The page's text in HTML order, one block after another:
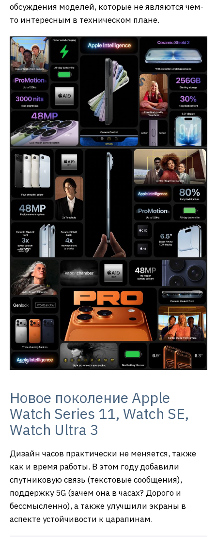
обсуждения моделей, которые не являются чем-
то интересным в техническом плане.
Новое поколение Apple
Watch Series 11, Watch SE,
Watch Ultra 3
Дизайн часов практически не меняется, также
как и время работы. В этом году добавили
спутниковую связь (текстовые сообщения),
поддержку 5G (зачем она в часах? Дорого и
бессмысленно), а также улучшили экраны в
аспекте устойчивости к царапинам.